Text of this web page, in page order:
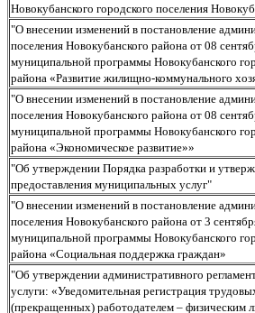
Новокубанского городского поселения
"О внесении изменений в постановление
поселения Новокубанского района от 08
муниципальной программы Новокубанского
района «Развитие жилищно-коммунального
"О внесении изменений в постановление
поселения Новокубанского района от 08
муниципальной программы Новокубанского
района «Экономическое развитие»»
"Об утверждении Порядка разработки и
предоставления муниципальных услуг"
"О внесении изменений в постановление
поселения Новокубанского района от 3
муниципальной программы Новокубанского
района «Социальная поддержка граждан»
"Об утверждении административного
услуги: «Уведомительная регистрация
(прекращенных) работодателем –